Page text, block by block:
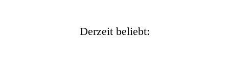
Derzeit beliebt: